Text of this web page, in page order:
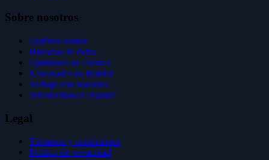
Sobre nosotros
Quiénes somos
Historias de éxito
Opiniones de clientes
Novedades de Holded
Trabaja con nosotros
Whistleblower channel
Legal
Términos y condiciones
Política de privacidad